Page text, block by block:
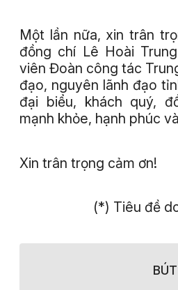
Một lần nữa, xin trân
đồng chí Lê Hoài
viên Đoàn công tác
đạo, nguyên lãnh đạo
đại biểu, khách quý,
mạnh khỏe, hạnh phúc
Xin trân trọng cảm ơn!
(*) Tiêu đề